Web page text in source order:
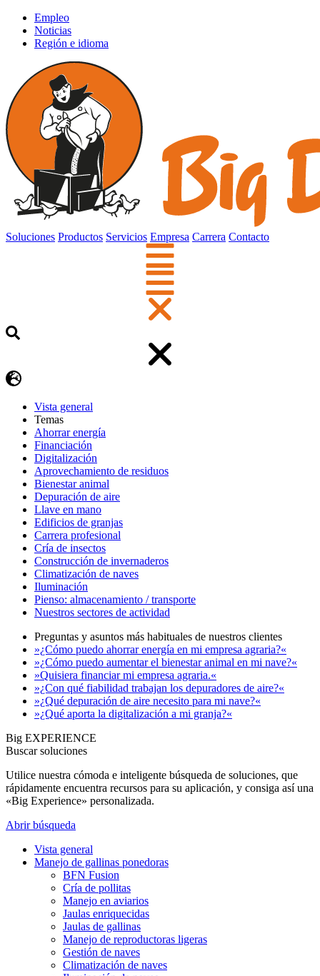
Empleo
Noticias
Región e idioma
Soluciones Productos Servicios Empresa Carrera Contacto
Vista general
Temas
Ahorrar energía
Financiación
Digitalización
Aprovechamiento de residuos
Bienestar animal
Depuración de aire
Llave en mano
Edificios de granjas
Carrera profesional
Cría de insectos
Construcción de invernaderos
Climatización de naves
Iluminación
Pienso: almacenamiento / transporte
Nuestros sectores de actividad
Preguntas y asuntos más habituales de nuestros clientes
»¿Cómo puedo ahorrar energía en mi empresa agraria?«
»¿Cómo puedo aumentar el bienestar animal en mi nave?«
»Quisiera financiar mi empresa agraria.«
»¿Con qué fiabilidad trabajan los depuradores de aire?«
»¿Qué depuración de aire necesito para mi nave?«
»¿Qué aporta la digitalización a mi granja?«
Big EXPERIENCE
Buscar soluciones
Utilice nuestra cómoda e inteligente búsqueda de soluciones, que
rápidamente encuentra recursos para su aplicación, y consiga así una
«Big Experience» personalizada.
Abrir búsqueda
Vista general
Manejo de gallinas ponedoras
BFN Fusion
Cría de pollitas
Manejo en aviarios
Jaulas enriquecidas
Jaulas de gallinas
Manejo de reproductoras ligeras
Gestión de naves
Climatización de naves